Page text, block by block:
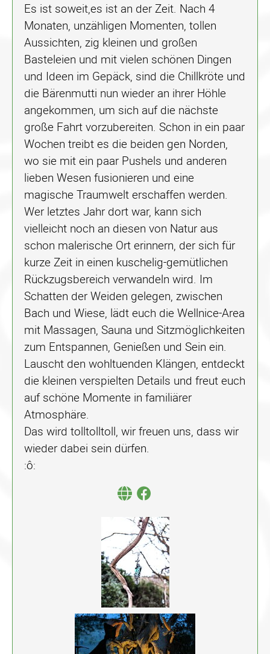
Es ist soweit,es ist an der Zeit. Nach 4
Monaten, unzähligen Momenten, tollen
Aussichten, zig kleinen und großen
Basteleien und mit vielen schönen Dingen
und Ideen im Gepäck, sind die Chillkröte und
die Bärenmutti nun wieder an ihrer Höhle
angekommen, um sich auf die nächste
große Fahrt vorzubereiten. Schon in ein paar
Wochen treibt es die beiden gen Norden,
wo sie mit ein paar Pushels und anderen
lieben Wesen fusionieren und eine
magische Traumwelt erschaffen werden.
Wer letztes Jahr dort war, kann sich
vielleicht noch an diesen von Natur aus
schon malerische Ort erinnern, der sich für
kurze Zeit in einen kuschelig-gemütlichen
Rückzugsbereich verwandeln wird. Im
Schatten der Weiden gelegen, zwischen
Bach und Wiese, lädt euch die Wellnice-Area
mit Massagen, Sauna und Sitzmöglichkeiten
zum Entspannen, Genießen und Sein ein.
Lauscht den wohltuenden Klängen, entdeckt
die kleinen verspielten Details und freut euch
auf schöne Momente in familiärer
Atmosphäre.
Das wird tolltolltoll, wir freuen uns, dass wir
wieder dabei sein dürfen.
:ô: